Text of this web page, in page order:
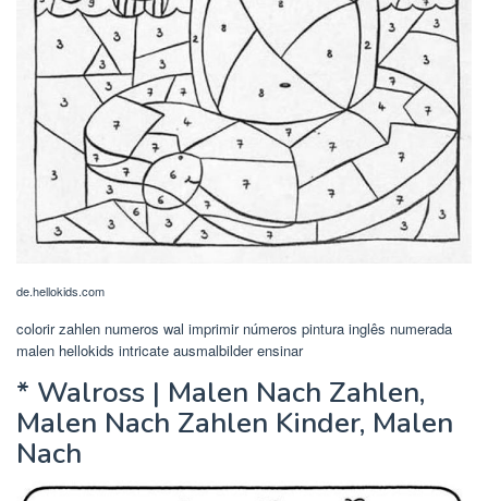
de.hellokids.com
colorir zahlen numeros wal imprimir números pintura inglês numerada
malen hellokids intricate ausmalbilder ensinar
* Walross | Malen Nach Zahlen,
Malen Nach Zahlen Kinder, Malen
Nach